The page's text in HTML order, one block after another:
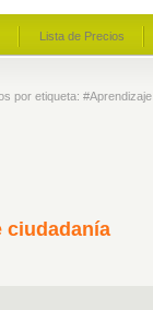
Lista de Precios
por etiqueta: #Aprendizaje
ciudadanía